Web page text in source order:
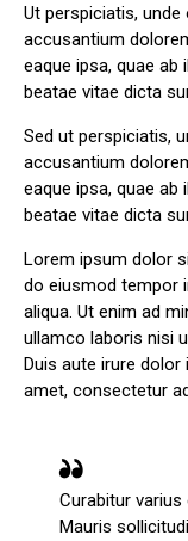
Ut perspiciatis,
accusantium
eaque ipsa, quae
beatae vitae dicta
Sed ut perspiciatis,
accusantium
eaque ipsa, quae
beatae vitae dicta
Lorem ipsum dolor
do eiusmod tempor
aliqua. Ut enim ad
ullamco laboris nisi
Duis aute irure
amet, consectetur
Curabitur
Mauris